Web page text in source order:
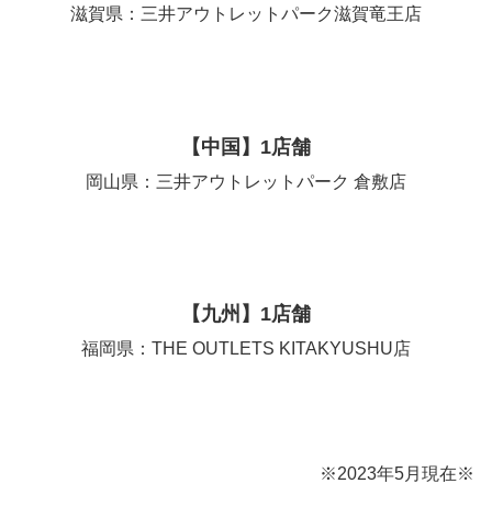
滋賀県：三井アウトレットパーク滋賀竜王店
【中国】1店舗
岡山県：三井アウトレットパーク 倉敷店
【九州】1店舗
福岡県：THE OUTLETS KITAKYUSHU店
※2023年5月現在※